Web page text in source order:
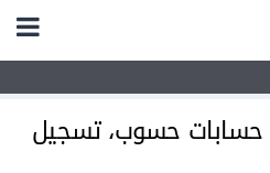
حسوب، تسجيل